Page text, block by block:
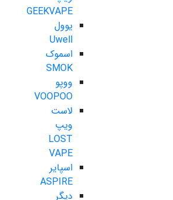
GEEKVAPE
یوول
Uwell
اسموک
SMOK
ووپو
VOOPOO
لاست
ویپ
LOST
VAPE
اسپایر
ASPIRE
دیگر